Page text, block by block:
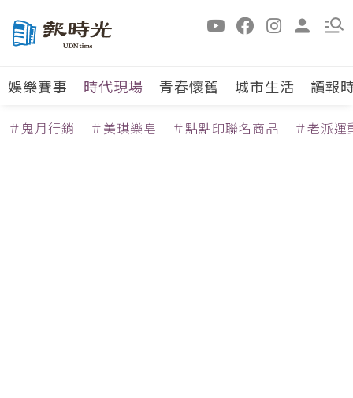
娛樂賽事 時代現場 青春懷舊 城市生活 讀報
＃鬼月行銷 ＃美琪樂皂 ＃點點印聯名商品 ＃老派運